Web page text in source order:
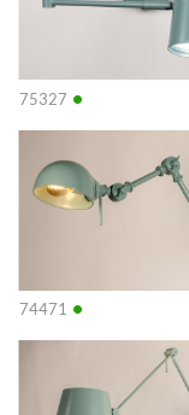
75327 •
74471 •
Info
Info